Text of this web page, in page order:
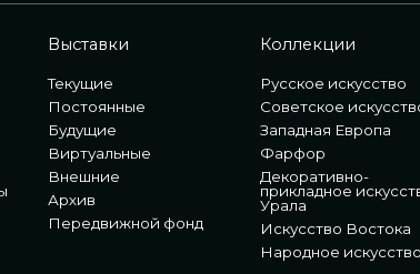
Выставки
Текущие
Постоянные
Будущие
Виртуальные
Внешние
Архив
Передвижной фонд
Коллекции
Русское искусство
Советское
Западная Европа
Фарфор
Декоративно-
прикладное
Урала
Искусство Востока
Народное искусство